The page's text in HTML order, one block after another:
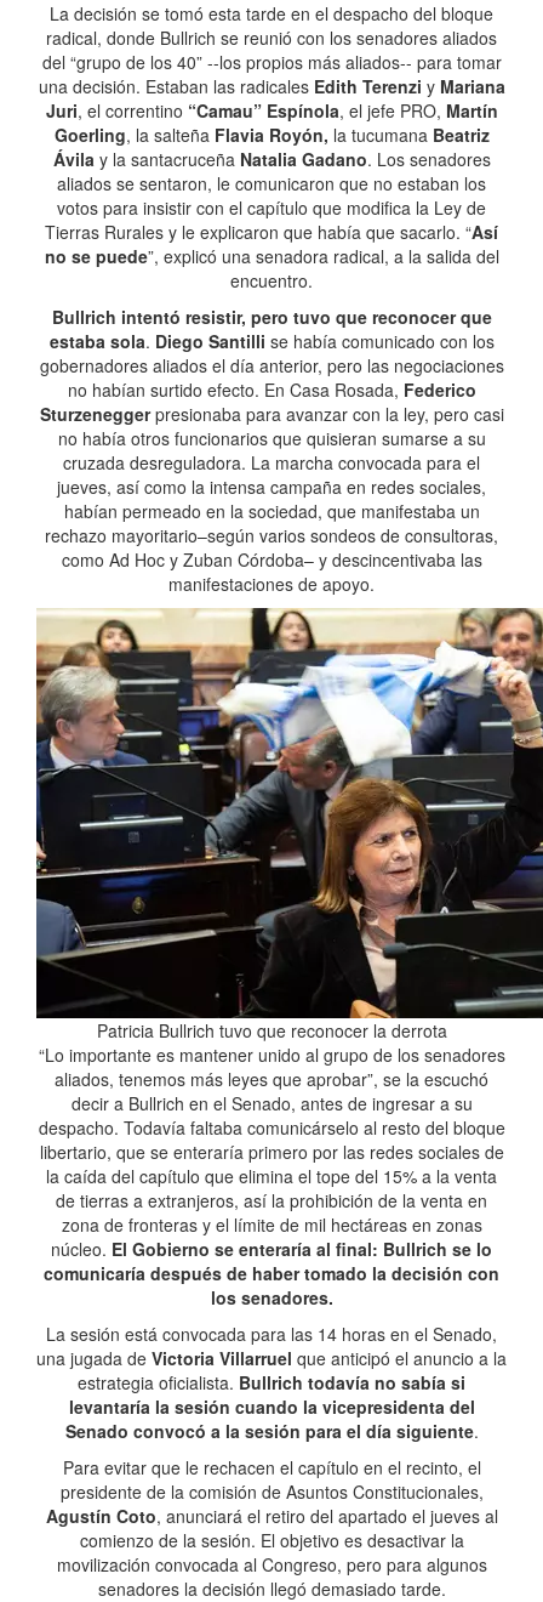
La decisión se tomó esta tarde en el despacho del bloque
radical, donde Bullrich se reunió con los senadores aliados
del “grupo de los 40” --los propios más aliados-- para tomar
una decisión. Estaban las radicales Edith Terenzi y Mariana
Juri, el correntino “Camau” Espínola, el jefe PRO, Martín
Goerling, la salteña Flavia Royón, la tucumana Beatriz
Ávilay la santacruceñaNatalia Gadano. Los senadores
aliados se sentaron, le comunicaron que no estaban los
votos para insistir con el capítulo que modifica la Ley de
Tierras Rurales y le explicaron que había que sacarlo. “Así
no se puede”, explicó una senadora radical, a la salida del
encuentro.
Bullrich intentó resistir, pero tuvo que reconocer que
estaba sola. Diego Santilli se había comunicado con los
gobernadores aliados el día anterior, pero las negociaciones
no habían surtido efecto. En Casa Rosada, Federico
Sturzeneggerpresionaba para avanzar con la ley, pero casi
no había otros funcionarios que quisieran sumarse a su
cruzada desreguladora. La marcha convocada para el
jueves, así como la intensa campaña en redes sociales,
habían permeado en la sociedad, que manifestaba un
rechazo mayoritario–según varios sondeos de consultoras,
como Ad Hoc y Zuban Córdoba– y descincentivaba las
manifestaciones de apoyo.
Patricia Bullrich tuvo que reconocer la derrota
“Lo importante es mantener unido al grupo de los senadores
aliados, tenemos más leyes que aprobar”, se la escuchó
decir a Bullrich en el Senado, antes de ingresar a su
despacho. Todavía faltaba comunicárselo al resto del bloque
libertario, que se enteraría primero por las redes sociales de
la caída del capítulo que elimina el tope del 15% a la venta
de tierras a extranjeros, así la prohibición de la venta en
zona de fronteras y el límite de mil hectáreas en zonas
núcleo. El Gobierno se enteraría al final: Bullrich se lo
comunicaría después de haber tomado la decisión con
los senadores.
La sesión está convocada para las 14 horas en el Senado,
una jugada de Victoria Villarruel que anticipó el anuncio a la
estrategia oficialista. Bullrich todavía no sabía si
levantaría la sesión cuando la vicepresidenta del
Senado convocó a la sesión para el día siguiente.
Para evitar que le rechacen el capítulo en el recinto, el
presidente de la comisión de Asuntos Constitucionales,
Agustín Coto, anunciará el retiro del apartado el jueves al
comienzo de la sesión. El objetivo es desactivar la
movilización convocada al Congreso, pero para algunos
senadores la decisión llegó demasiado tarde.